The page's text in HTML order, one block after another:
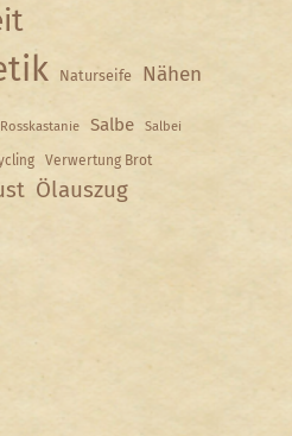
Naturseife Nähen
Rosskastanie Salbe Salbei
Verwertung Brot
Ölauszug